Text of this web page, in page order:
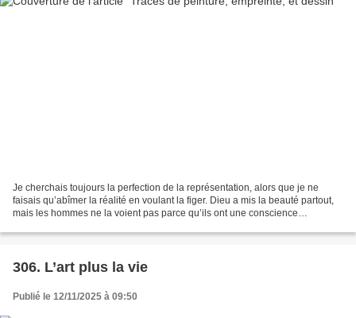
Je cherchais toujours la perfection de la représentation, alors que je ne
faisais qu’abîmer la réalité en voulant la figer. Dieu a mis la beauté partout,
mais les hommes ne la voient pas parce qu’ils ont une conscience
306. L’art plus la vie
Publié le 12/11/2025 à 09:50